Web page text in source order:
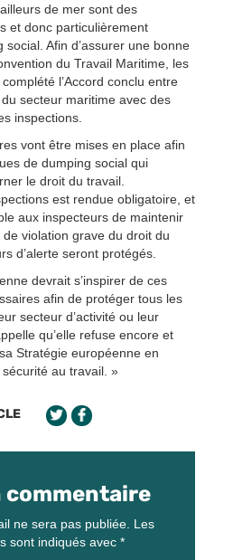
de mer sont des
et donc particulièrement
Afin d’assurer une bonne
du Travail Maritime, les
l’Accord conclu entre
secteur maritime avec des
inspections.
vont être mises en place afin
de dumping social qui
le droit du travail.
est rendue obligatoire, et
aux inspecteurs de maintenir
violation grave du droit du
d’alerte seront protégés.
devrait s’inspirer de ces
afin de protéger tous les
secteur d’activité ou leur
qu’elle refuse encore et
Stratégie européenne en
au travail. »
commentaire
ne sera pas publiée. Les
sont indiqués avec *